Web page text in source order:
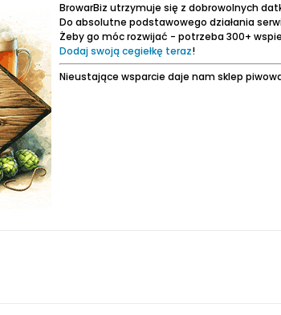
BrowarBiz utrzymuje się z dobrowolnych
Do absolutne podstawowego działania
Żeby go móc rozwijać - potrzeba 300+
Dodaj swoją cegiełkę teraz!
Nieustające wsparcie daje nam sklep